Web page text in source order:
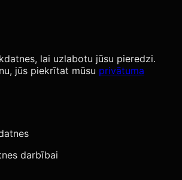
lai uzlabotu jūsu pieredzi.
jūs piekrītat mūsu privātuma
darbībai